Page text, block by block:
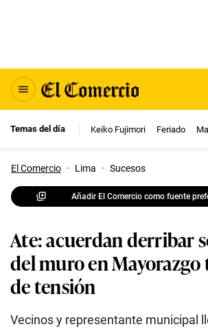
Temas del día Keiko Fujimori Feriado
El Comercio · Lima · Sucesos
Añadir El Comercio como fuente
Ate: acuerdan derribar
del muro en Mayorazgo
de tensión
Vecinos y representante municipal